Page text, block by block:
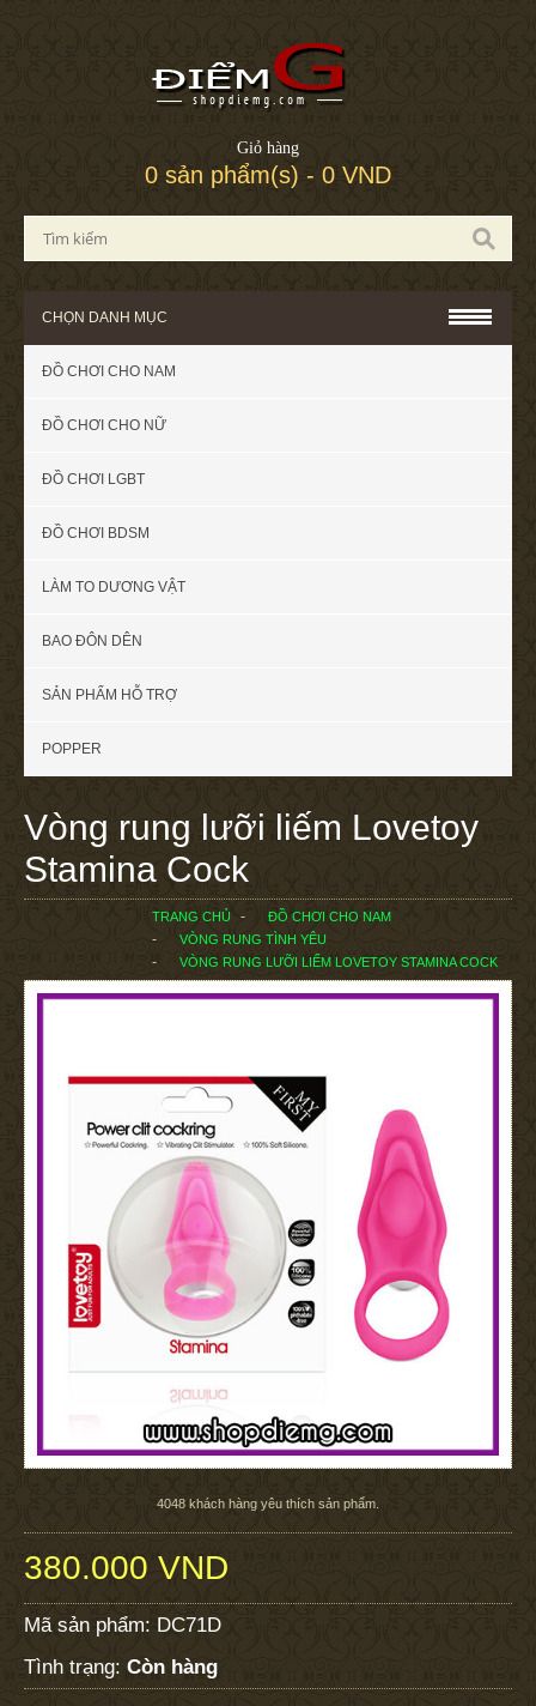
Giỏ hàng
0 sản phẩm(s) - 0 VND
CHỌN DANH MỤC
ĐỒ CHƠI CHO NAM
ĐỒ CHƠI CHO NỮ
ĐỒ CHƠI LGBT
ĐỒ CHƠI BDSM
LÀM TO DƯƠNG VẬT
BAO ĐÔN DÊN
SẢN PHẨM HỖ TRỢ
POPPER
Vòng rung lưỡi liếm Lovetoy
Stamina Cock
TRANG CHỦ
ĐỒ CHƠI CHO NAM
VÒNG RUNG TÌNH YÊU
VÒNG RUNG LƯỠI LIẾM LOVETOY STAMINA COCK
4048 khách hàng yêu thích sản phẩm.
380.000 VND
Mã sản phẩm: DC71D
Tình trạng: Còn hàng